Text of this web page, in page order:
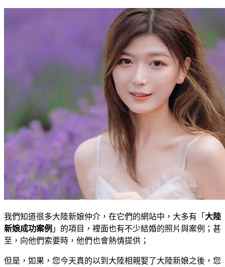
我們知道很多大陸新娘仲介，在它們的網站中，大多有「 大陸
新娘成功案例 」的項目，裡面也有不少結婚的照片與案例；甚
至，向他們索要時，他們也會熱情提供；
但是，如果，您今天真的以到大陸相親娶了大陸新娘之後，您